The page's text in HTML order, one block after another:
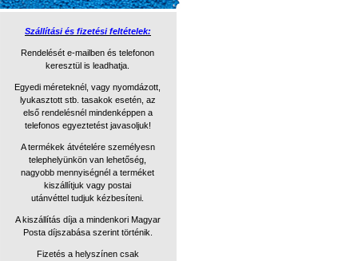
Szállítási és fizetési feltételek:
Rendelését e-mailben és telefonon
keresztül is leadhatja.
Egyedi méreteknél, vagy nyomdázott,
lyukasztott stb. tasakok esetén, az
első rendelésnél mindenképpen a
telefonos egyeztetést javasoljuk!
A termékek átvételére személyesn
telephelyünkön van lehetőség,
nagyobb mennyiségnél a terméket
kiszállítjuk vagy postai
utánvétteltudjuk kézbesíteni.
A kiszállítás díja a mindenkori Magyar
Posta díjszabása szerint történik.
Fizetés a helyszínen csak